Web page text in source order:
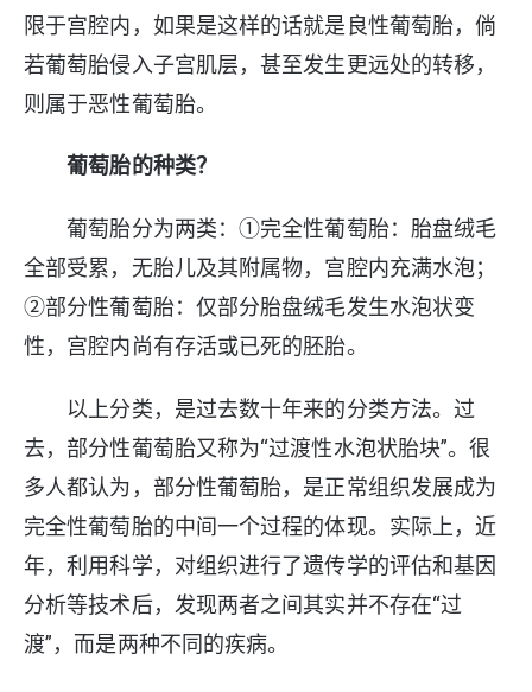
限于宫腔内，如果是这样的话就是良性葡萄胎，倘
若葡萄胎侵入子宫肌层，甚至发生更远处的转移，
则属于恶性葡萄胎。
葡萄胎的种类？
葡萄胎分为两类：①完全性葡萄胎：胎盘绒毛
全部受累，无胎儿及其附属物，宫腔内充满水泡；
②部分性葡萄胎：仅部分胎盘绒毛发生水泡状变
性，宫腔内尚有存活或已死的胚胎。
以上分类，是过去数十年来的分类方法。过
去，部分性葡萄胎又称为“过渡性水泡状胎块”。很
多人都认为，部分性葡萄胎，是正常组织发展成为
完全性葡萄胎的中间一个过程的体现。实际上，近
年，利用科学，对组织进行了遗传学的评估和基因
分析等技术后，发现两者之间其实并不存在“过
渡”，而是两种不同的疾病。